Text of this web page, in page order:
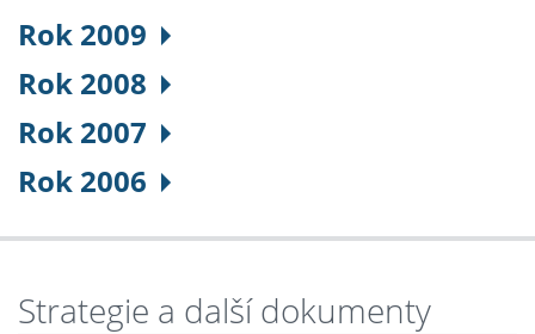
Rok 2009
Rok 2008
Rok 2007
Rok 2006
Strategie a další dokumenty